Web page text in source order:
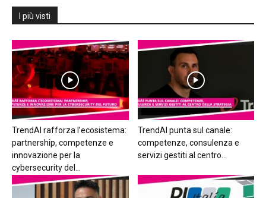
I più visti
TrendAI rafforza l’ecosistema:
partnership, competenze e
innovazione per la
cybersecurity del...
TrendAI punta sul canale:
competenze, consulenza e
servizi gestiti al centro...